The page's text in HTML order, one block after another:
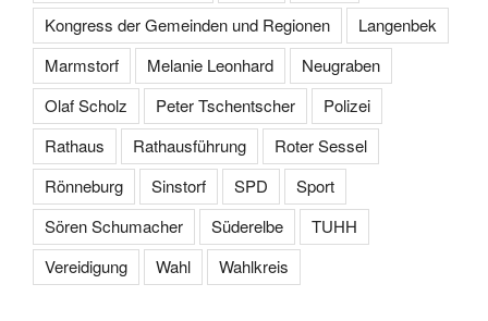
Kongress der Gemeinden und Regionen
Langenbek
Marmstorf
Melanie Leonhard
Neugraben
Olaf Scholz
Peter Tschentscher
Polizei
Rathaus
Rathausführung
Roter Sessel
Rönneburg
Sinstorf SPD
Sport
Sören Schumacher
Süderelbe
TUHH
Vereidigung
Wahl Wahlkreis